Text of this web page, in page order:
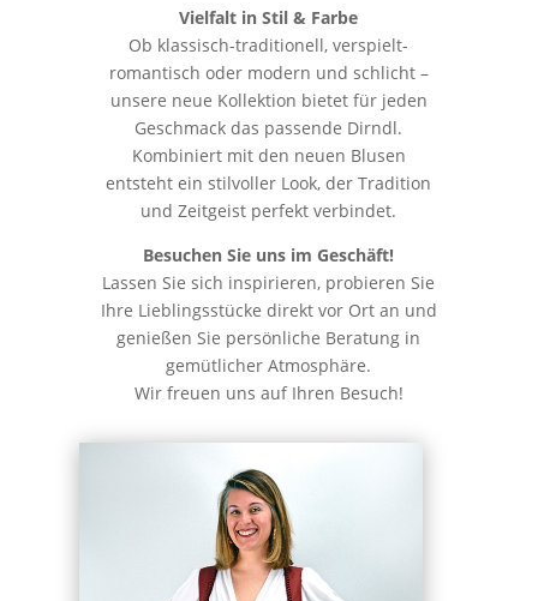
Vielfalt in Stil & Farbe
Ob klassisch-traditionell, verspielt-
romantisch oder modern und schlicht –
unsere neue Kollektion bietet für jeden
Geschmack das passende Dirndl.
Kombiniert mit den neuen Blusen
entsteht ein stilvoller Look, der Tradition
und Zeitgeist perfekt verbindet.
Besuchen Sie uns im Geschäft!
Lassen Sie sich inspirieren, probieren Sie
Ihre Lieblingsstücke direkt vor Ort an und
genießen Sie persönliche Beratung in
gemütlicher Atmosphäre.
Wir freuen uns auf Ihren Besuch!